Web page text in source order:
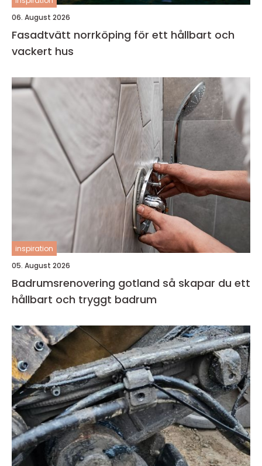
06. August 2026
Fasadtvätt norrköping för ett hållbart och
vackert hus
inspiration
05. August 2026
Badrumsrenovering gotland så skapar du ett
hållbart och tryggt badrum